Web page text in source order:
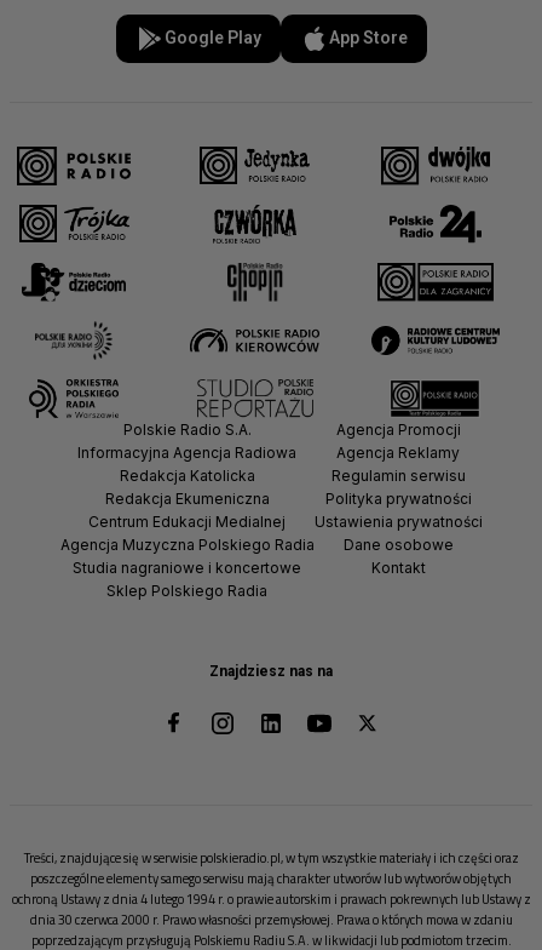
Google Play App Store
Znajdziesz nas na
Polskie Radio S.A.
Informacyjna Agencja Radiowa
Redakcja Katolicka
Redakcja Ekumeniczna
Centrum Edukacji Medialnej
Agencja Muzyczna Polskiego Radia
Studia nagraniowe i koncertowe
Sklep Polskiego Radia
Agencja Promocji
Agencja Reklamy
Regulamin serwisu
Polityka prywatności
Ustawienia prywatności
Dane osobowe
Kontakt
Treści, znajdujące się w serwisie polskieradio.pl, w tym wszystkie materiały i ich części oraz
poszczególne elementy samego serwisu mają charakter utworów lub wytworów objętych
ochroną Ustawy z dnia 4 lutego 1994 r. o prawie autorskim i prawach pokrewnych lub Ustawy z
dnia 30 czerwca 2000 r. Prawo własności przemysłowej. Prawa o których mowa w zdaniu
poprzedzającym przysługują Polskiemu Radiu S.A. w likwidacji lub podmiotom trzecim.